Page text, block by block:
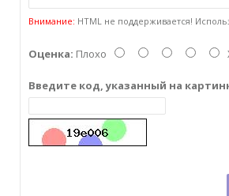
Внимание: HTML не поддерживается!
Оценка: Плохо
Введите код, указанный на